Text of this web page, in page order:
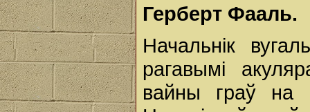
Герберт Фааль.
Начальнік
рагавымі
вайны граў на